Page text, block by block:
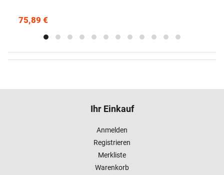
75,89 €
Ihr Einkauf
Anmelden
Registrieren
Merkliste
Warenkorb